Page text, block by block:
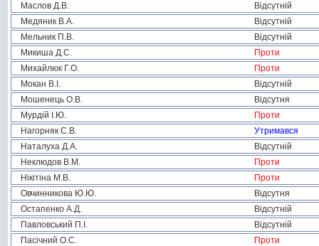
Маслов Д.В.
Відсутній
Медяник В.А.
Відсутній
Мельник П.В.
Відсутній
Микиша Д.С.
Проти
Михайлюк Г.О.
Проти
Мокан В.І.
Відсутній
Мошенець О.В.
Відсутня
Мурдій І.Ю.
Проти
Нагорняк С.В.
Утримався
Наталуха Д.А.
Відсутній
Неклюдов В.М.
Проти
Нікітіна М.В.
Проти
Овчинникова Ю.Ю.
Відсутня
Остапенко А.Д.
Відсутній
Павловський П.І.
Відсутній
Пасічний О.С.
Проти